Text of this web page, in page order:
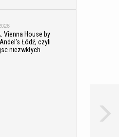
Vienna House by
Łódź, czyli
niezwkłych